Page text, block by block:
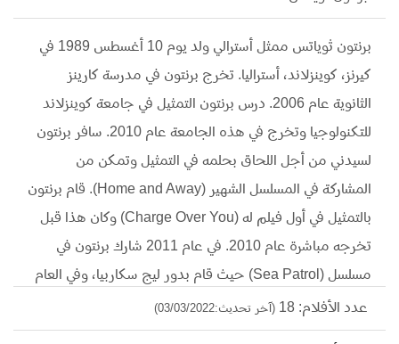
برنتون ثوياتس ممثل أسترالي ولد يوم 10 أغسطس 1989 في
كيرنز، كوينزلاند، أستراليا. تخرج برنتون في مدرسة كارينز
الثانوية عام 2006. درس برنتون التمثيل في جامعة كوينزلاند
للتكنولوجيا وتخرج في هذه الجامعة عام 2010. سافر برنتون
لسيدني من أجل اللحاق بحلمه في التمثيل وتمكن من
المشاركة في المسلسل الشهير (Home and Away). قام برنتون
بالتمثيل في أول فيلم له (Charge Over You) وكان هذا قبل
تخرجه مباشرة عام 2010. في عام 2011 شارك برنتون في
مسلسل (Sea Patrol) حيث قام بدور ليج سكاربيا، وفي العام
ذاته شارك في مسلسل (SLiDE) حيث قام بدور لوك. شهد عام
2014 سطوع نجم برنتون حيث شارك في أكثر من 5 أفلام
عدد الأفلام: 18 (آخر تحديث:03/03/2022)